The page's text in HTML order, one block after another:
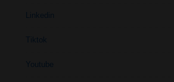
Linkedin
Tiktok
Youtube